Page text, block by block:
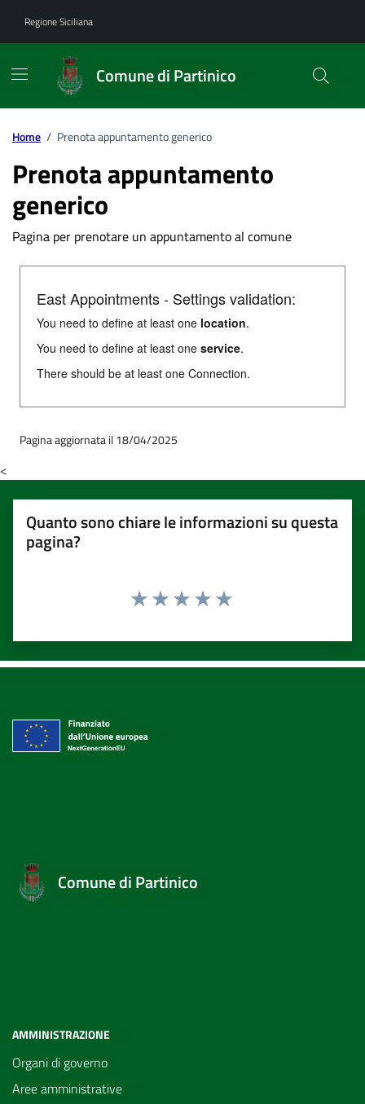
Regione Siciliana
Comune di Partinico
Home / Prenota appuntamento generico
Prenota appuntamento
generico
Pagina per prenotare un appuntamento al comune
East Appointments - Settings validation:
You need to define at least one location.
You need to define at least one service.
There should be at least one Connection.
Pagina aggiornata il 18/04/2025
<
Quanto sono chiare le informazioni su questa
pagina?
Comune di Partinico
AMMINISTRAZIONE
Organi di governo
Aree amministrative